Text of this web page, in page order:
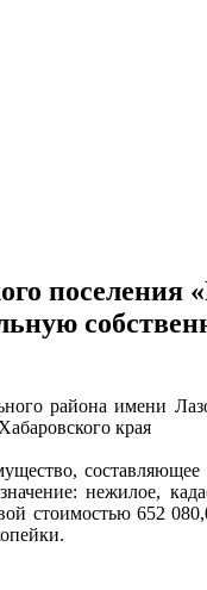
поселения
района имени
края
нежилое,
стоимостью 652